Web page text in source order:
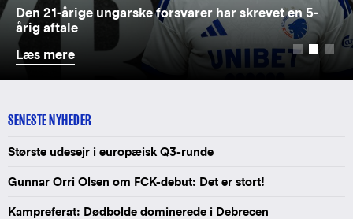
Den 21-årige ungarske forsvarer har skrevet en 5-
årig aftale
Læs mere
SENESTE NYHEDER
Største udesejr i europæisk Q3-runde
Gunnar Orri Olsen om FCK-debut: Det er stort!
Kampreferat: Dødbolde dominerede i Debrecen